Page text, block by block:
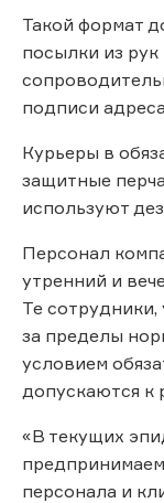
Такой формат
посылки из рук
подписи
Курьеры в
защитные
используют
Персонал
утренний и
Те
за пределы
условием
допускаются к
«В текущих
персонала и